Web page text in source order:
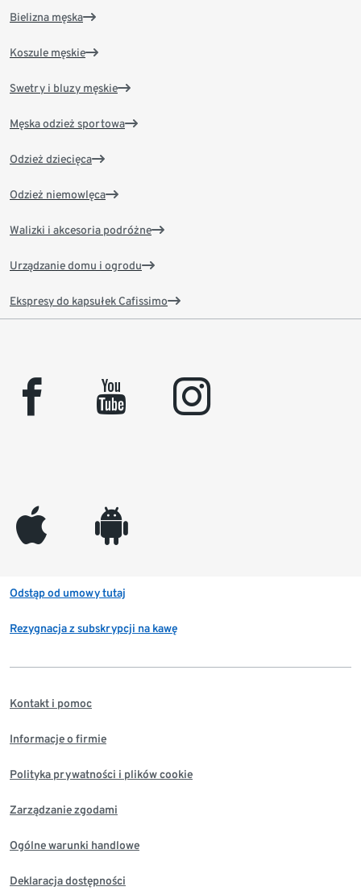
Bielizna męska
Koszule męskie
Swetry i bluzy męskie
Męska odzież sportowa
Odzież dziecięca
Odzież niemowlęca
Walizki i akcesoria podróżne
Urządzanie domu i ogrodu
Ekspresy do kapsułek Cafissimo
facebook youtube instagram
appleinc android
Odstąp od umowy tutaj
Rezygnacja z subskrypcji na kawę
Kontakt i pomoc
Informacje o firmie
Polityka prywatności i plików cookie
Zarządzanie zgodami
Ogólne warunki handlowe
Deklaracja dostępności